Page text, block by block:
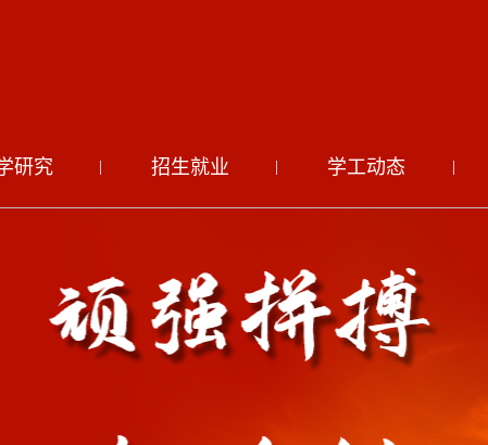
研究 | 招生就业 | 学工动态 |